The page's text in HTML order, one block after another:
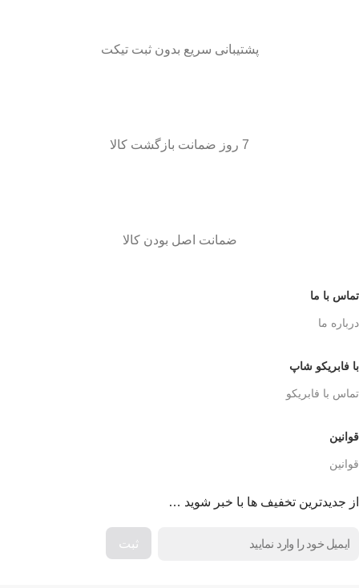
پشتیبانی سریع بدون ثبت تیکت
7 روز ضمانت بازگشت کالا
ضمانت اصل بودن کالا
تماس با ما
درباره ما
با فابریکو شاپ
تماس با فابریکو
قوانین
قوانین
از جدیدترین تخفیف ها با خبر شوید …